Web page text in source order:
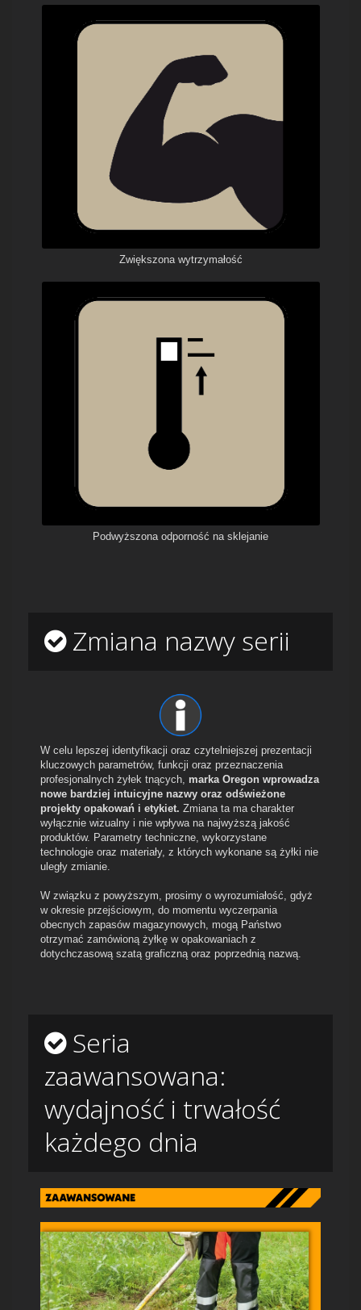
Zwiększona wytrzymałość
Podwyższona odporność na sklejanie
Zmiana nazwy serii
W celu lepszej identyfikacji oraz czytelniejszej prezentacji
kluczowych parametrów, funkcji oraz przeznaczenia
profesjonalnych żyłek tnących, marka Oregon wprowadza
nowe bardziej intuicyjne nazwy oraz odświeżone
projekty opakowań i etykiet. Zmiana ta ma charakter
wyłącznie wizualny i nie wpływa na najwyższą jakość
produktów. Parametry techniczne, wykorzystane
technologie oraz materiały, z których wykonane są żyłki nie
uległy zmianie.
W związku z powyższym, prosimy o wyrozumiałość, gdyż
w okresie przejściowym, do momentu wyczerpania
obecnych zapasów magazynowych, mogą Państwo
otrzymać zamówioną żyłkę w opakowaniach z
dotychczasową szatą graficzną oraz poprzednią nazwą.
Seria
zaawansowana:
wydajność i trwałość
każdego dnia